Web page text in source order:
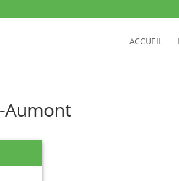
ACCUEIL
Aumont